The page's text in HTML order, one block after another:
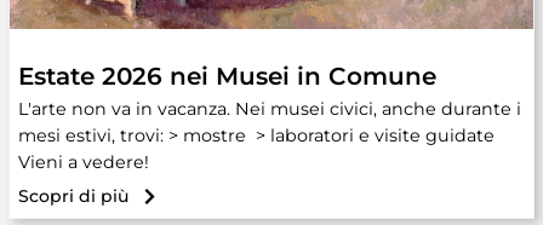
Estate 2026 nei Musei in Comune
L'arte non va in vacanza. Nei musei civici, anche durante i
mesi estivi, trovi: > mostre > laboratori e visite guidate
Vieni a vedere!
Scopri di più